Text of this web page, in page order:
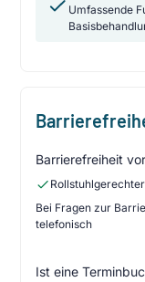
Umfassende
Barrierefreiheit
Bei Fragen zur
telefonisch
Ist eine